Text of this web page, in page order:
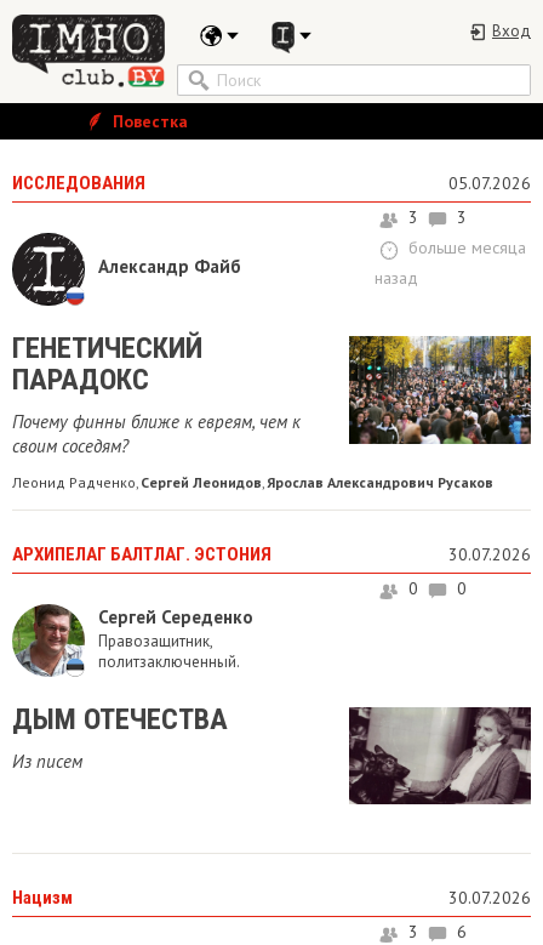
Вход
Повестка
ИССЛЕДОВАНИЯ 05.07.2026
Александр Файб
3
3
больше месяца
назад
ГЕНЕТИЧЕСКИЙ
ПАРАДОКС
Почему финны ближе к евреям, чем к
своим соседям?
Леонид Радченко, Сергей Леонидов,Ярослав Александрович Русаков
АРХИПЕЛАГ БАЛТЛАГ. ЭСТОНИЯ 30.07.2026
Сергей Середенко
Правозащитник,
политзаключенный.
0 0
ДЫМ ОТЕЧЕСТВА
Из писем
Нацизм 30.07.2026
3
6